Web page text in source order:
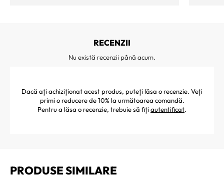
RECENZII
Nu există recenzii până acum.
Dacă ați achiziționat acest produs, puteți lăsa o recenzie. Veți
primi o reducere de 10% la următoarea comandă.
Pentru a lăsa o recenzie, trebuie să fiți autentificat.
PRODUSE SIMILARE